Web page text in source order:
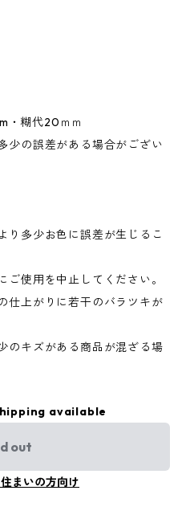
・糊代20ｍｍ
少の誤差がある場合がござい
多少お色に誤差が生じるこ
使用を中止してください。
仕上がりに若干のバラツキが
のキズがある商品が混ざる場
available
out
まいの方向け